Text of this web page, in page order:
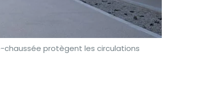
chaussée protègent les circulations